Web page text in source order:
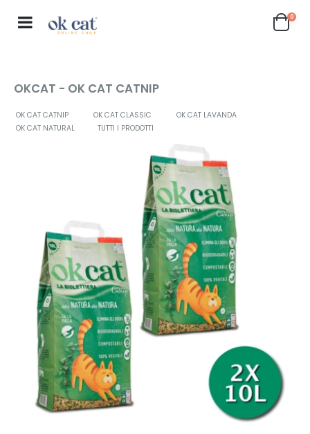
0
OKCAT - OK CAT CATNIP
OK CAT CATNIP OK CAT CLASSIC
OK CAT LAVANDA
OK CAT NATURAL
TUTTI I PRODOTTI